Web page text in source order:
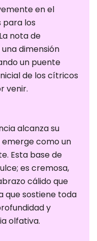
en el
para los
nota de
dimensión
un puente
de los cítricos
venir.
alcanza su
emerge como un
Esta base de
es cremosa,
cálido que
que sostiene toda
y
olfativa.
necesarias
Las cookies
estrictamente
necesarias son
aquellas
fundamentales
para el
correcto uso